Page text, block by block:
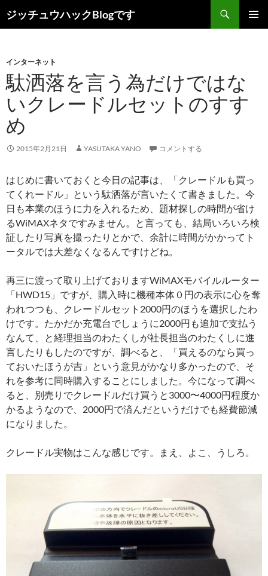
ン
ツ
へ
ス
キ
ッ
プ
ジッチュウハックBlogです
索
インターネット
駄洒落を言う為だけではな
いクレードルセットのすす
め
2015年2月21日 YASUTAKA YANO コメントする
はじめに書いておくと今日の記事は、「クレードルも買っ
てくれードル」という駄洒落が言いたくて書きました。今
日も本業のほうに力を入れるため、題材探しの時間が省け
るWiMAXネタですみません。と言っても、結局いろいろ検
証したり写真を撮ったりとかで、余計に時間がかかってト
ータルでは大差なくなるんですけどね。
再三に渡って取り上げておりますWiMAXモバイルルーター
「HWD15」ですが、購入時に機種本体０円の表示に心を奪
われつつも、クレードルセット2000円のほうを選択したわ
けです。たかだか充電台でしょうに2000円も追加で支払う
なんて、と経理担当のわたくしが社長担当のわたくしに進
言したりもしたのですが、調べると、「買えるのなら買っ
ておいたほうが吉」という意見がかなり多かったので、そ
れを参考に同時購入することにしました。今になって調べ
ると、別売りでクレードルだけ買うと3000〜4000円程度か
かるようなので、2000円で済んだというだけでも経費節減
になりました。
クレードル実物はこんな感じです。まえ、よこ、うしろ。